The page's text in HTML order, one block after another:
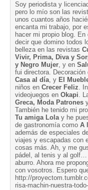
Soy periodista y
pero lo mío son las
unos cuantos años
encanta mi trabajo, por
hacer mi propio blog.
decir que domino todos
belleza en las revistas
Vivir, Prima, Diva y
y Negro Mujer, y en
fui directora. Decoración
Casa al día, y El
niños en Crecer Feliz.
videojuegos en Okapi.
Greca, Moda Patrones
También he tenido mi
Tu amiga Lolay he
de gastronomía como A
además de especiales
viajes y escapadas con
cosas más. Ah, y me
pádel, al tenis y al
aburro. Ahora me
con vosotros. Espero
http://
risa-machin-nuestra-